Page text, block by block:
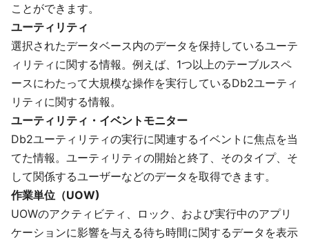
ことができます。
ユーティリティ
選択されたデータベース内のデータを保持しているユーテ
ィリティに関する情報。例えば、1つ以上のテーブルスペ
ースにわたって大規模な操作を実行しているDb2ユーティ
リティに関する情報。
ユーティリティ・イベントモニター
Db2ユーティリティの実行に関連するイベントに焦点を当
てた情報。ユーティリティの開始と終了、そのタイプ、そ
して関係するユーザーなどのデータを取得できます。
作業単位（UOW)
UOWのアクティビティ、ロック、および実行中のアプリ
ケーションに影響を与える待ち時間に関するデータを表示